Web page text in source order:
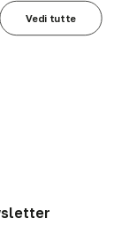
Vedi tutte